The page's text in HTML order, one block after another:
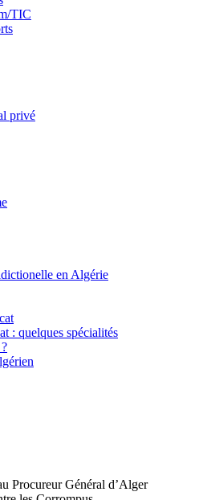
TIC
privé
en Algérie
: quelques spécialités
Procureur Général d’Alger